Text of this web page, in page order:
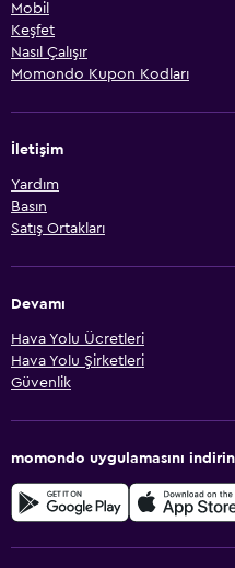
Mobil
Keşfet
Nasıl Çalışır
Momondo Kupon Kodları
İletişim
Yardım
Basın
Satış Ortakları
Devamı
Hava Yolu Ücretleri
Hava Yolu Şirketleri
Güvenlik
momondo uygulamasını indirin